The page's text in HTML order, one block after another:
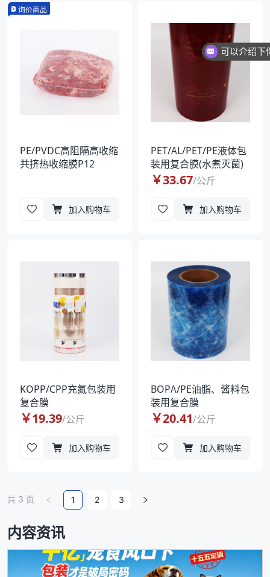
询价商品
PE/PVDC高阻隔高收缩
共挤热收缩膜P12
加入购物车
PET/AL/PET/PE液体包
装用复合膜(水煮灭菌)
￥33.67/公斤
加入购物车
KOPP/CPP充氮包装用
复合膜
￥19.39/公斤
加入购物车
BOPA/PE油脂、酱料包
装用复合膜
￥20.41/公斤
加入购物车
共 3 页 1 2 3
内容资讯